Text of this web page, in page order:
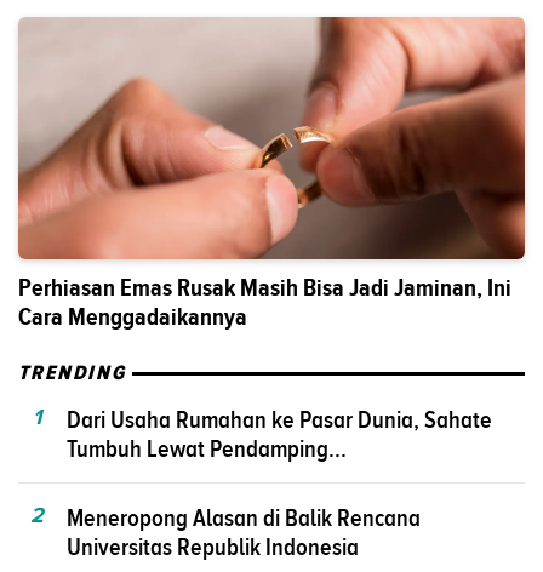
Perhiasan Emas Rusak Masih Bisa Jadi Jaminan, Ini
Cara Menggadaikannya
TRENDING
1
Dari Usaha Rumahan ke Pasar Dunia, Sahate
Tumbuh Lewat Pendamping...
2
Meneropong Alasan di Balik Rencana
Universitas Republik Indonesia